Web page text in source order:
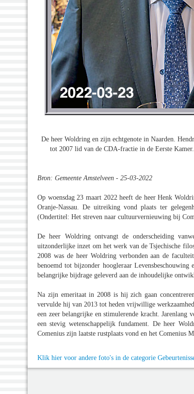
De heer Woldring en zijn echtgenote in Naarden.
tot 2007 lid van de CDA-fractie in de Eerste
Bron: Gemeente Amstelveen - 25-03-2022
Op woensdag 23 maart 2022 heeft de heer Henk
Oranje-Nassau. De uitreiking vond plaats ter
(Ondertitel: Het streven naar cultuurvernieuwing bij
De heer Woldring ontvangt de onderscheiding
uitzonderlijke inzet om het werk van de Tsjechische
2008 was de heer Woldring verbonden aan de
benoemd tot bijzonder hoogleraar
belangrijke bijdrage geleverd aan de inhoudelijke
Na zijn emeritaat in 2008 is hij zich gaan
vervulde hij van 2013 tot heden vrijwillige
een zeer belangrijke en stimulerende kracht. Jarenlang
een stevig wetenschappelijk fundament. De heer
Comenius zijn laatste rustplaats vond en het Comenius
Klik hier voor andere foto's in de categorie